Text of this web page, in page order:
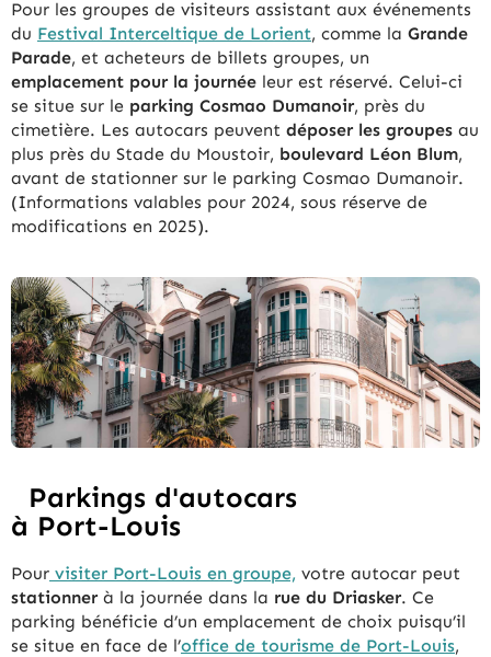
Pour les groupes de visiteurs assistant aux événements
du Festival Interceltique de Lorient, comme la Grande
Parade, et acheteurs de billets groupes, un
emplacement pour la journée leur est réservé. Celui-ci
se situe sur le parking Cosmao Dumanoir, près du
cimetière. Les autocars peuvent déposer les groupes au
plus près du Stade du Moustoir, boulevard Léon Blum,
avant de stationner sur le parking Cosmao Dumanoir.
(Informations valables pour 2024, sous réserve de
modifications en 2025).
Parkings d'autocars
à Port-Louis
Pour visiter Port-Louis en groupe, votre autocar peut
stationnerà la journée dans la rue du Driasker. Ce
parking bénéficie d’un emplacement de choix puisqu’il
se situe en face de l’office de tourisme de Port-Louis,